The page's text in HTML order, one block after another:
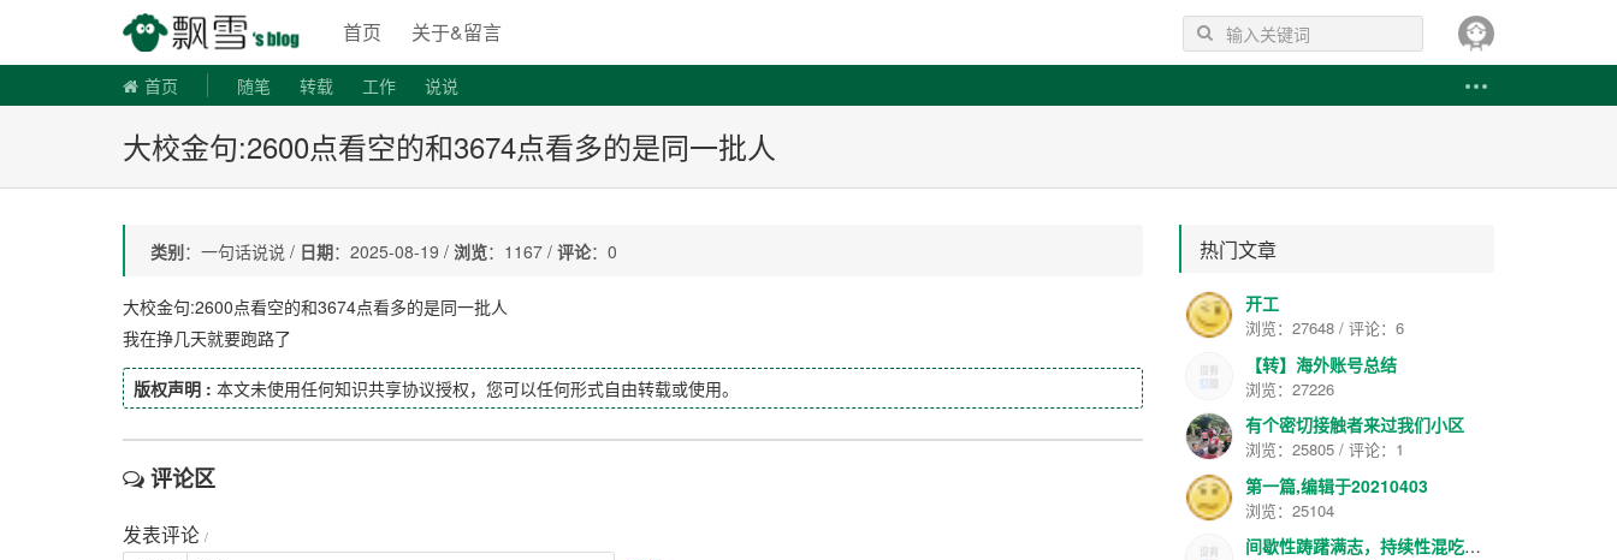
飘雪博客
首页 关于&留言
首页 随笔 转载 工作 说说
大校金句:2600点看空的和3674点看多的是同一批人
类别：一句话说说 / 日期：2025-08-19 / 浏览：1167 / 评论：0
大校金句:2600点看空的和3674点看多的是同一批人
我在挣几天就要跑路了
版权声明 : 本文未使用任何知识共享协议授权，您可以任何形式自由转载或使用。
评论区
发表评论 /
热门文章
开工
浏览：27648 / 评论：6
【转】海外账号总结
浏览：27226
有个密切接触者来过我们小区
浏览：25805 / 评论：1
第一篇,编辑于20210403
浏览：25104
间歇性踌躇满志，持续性混吃等死